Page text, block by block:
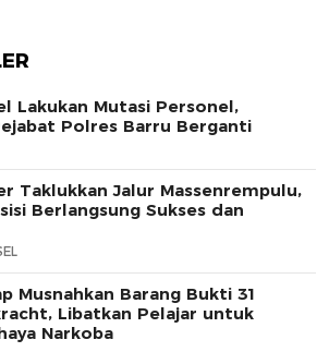
Lakukan Mutasi Personel,
Polres Barru Berganti
Taklukkan Jalur Massenrempulu,
Berlangsung Sukses dan
Musnahkan Barang Bukti 31
Libatkan Pelajar untuk
Narkoba